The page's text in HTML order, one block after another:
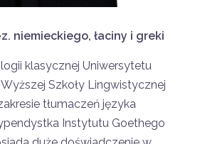
niemieckiego, łaciny i greki
klasycznej Uniwersytetu
Szkoły Lingwistycznej
tłumaczeń języka
Instytutu Goethego